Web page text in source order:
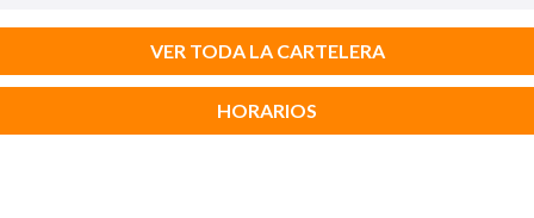
VER TODA LA CARTELERA
HORARIOS